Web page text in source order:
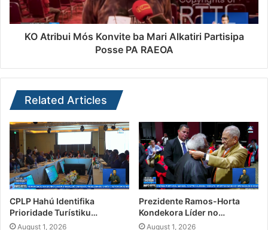
KO Atribui Mós Konvite ba Mari Alkatiri Partisipa
Posse PA RAEOA
Related Articles
CPLP Hahú Identifika
Prioridade Turístiku…
August 1, 2026
Prezidente Ramos-Horta
Kondekora Líder no…
August 1, 2026